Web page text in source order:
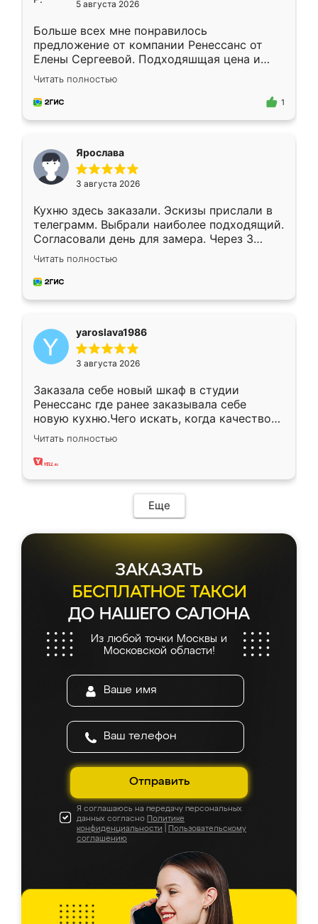
5 августа 2026
Больше всех мне понравилось
предложение от компании Ренессанс от
Елены Сергеевой. Подходяшщая цена и
короткие сроки изготовления. Приехавший
для замера сотрудник Владислав
предложил по моему эскизу самый
Читать полностью
1
Ярослава
3 августа 2026
Кухню здесь заказали. Эскизы прислали в
телеграмм. Выбрали наиболее подходящий.
Согласовали день для замера. Через 3
недели кухня была уже готова. Остались
довольны работой. Спасибо Ренессанс
мебель за качественную работу!
Читать полностью
yaroslava1986
3 августа 2026
Заказала себе новый шкаф в студии
Ренессанс где ранее заказывала себе
новую кухню.Чего искать, когда качеством
вполне довольна. Служит кухня уже почти
два года, нареканий нет.
Читать полностью
Еще
ЗАКАЗАТЬ
БЕСПЛАТНОЕ ТАКСИ
ДО НАШЕГО САЛОНА
Из любой точки Москвы и
Московской области!
Отправить
Я соглашаюсь на передачу персональных
данных согласно Политике
конфиденциальности
Пользовательскому
соглашению